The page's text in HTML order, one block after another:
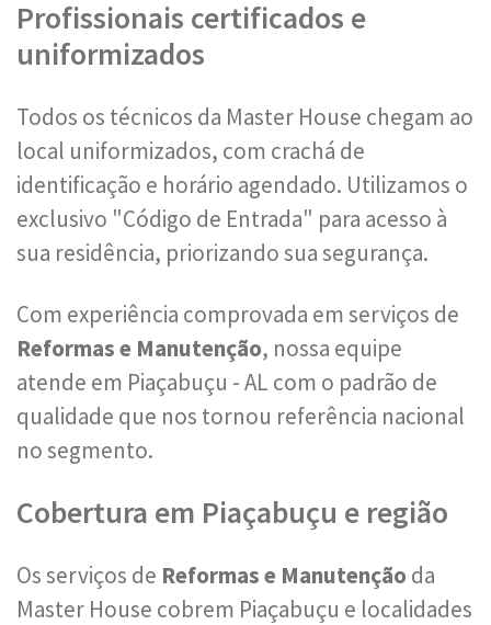
Profissionais certificados e
uniformizados
Todos os técnicos da Master House chegam ao
local uniformizados, com crachá de
identificação e horário agendado. Utilizamos o
exclusivo "Código de Entrada" para acesso à
sua residência, priorizando sua segurança.
Com experiência comprovada em serviços de
Reformas e Manutenção, nossa equipe
atende em Piaçabuçu - AL com o padrão de
qualidade que nos tornou referência nacional
no segmento.
Cobertura em Piaçabuçu e região
Os serviços de Reformas e Manutenção da
Master House cobrem Piaçabuçu e localidades